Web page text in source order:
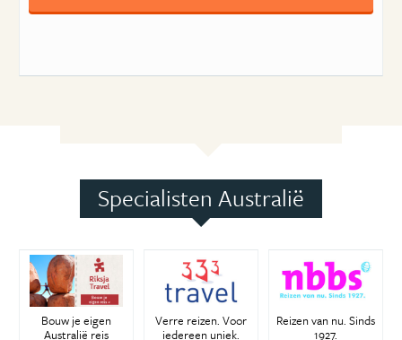
Specialisten Australië
Bouw je eigen
Australië reis
Verre reizen. Voor
iedereen uniek.
Reizen van nu. Sinds
1927.